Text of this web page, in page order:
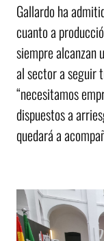
Gallardo ha
cuanto a
siempre alcanzan
al sector a seguir
“necesitamos
dispuestos a
quedará a